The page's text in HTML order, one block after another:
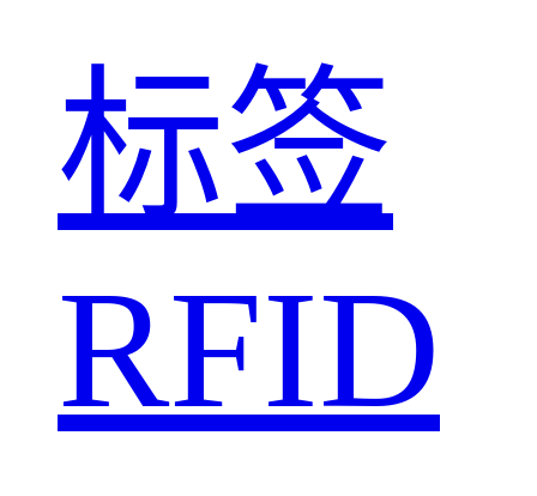
标签
RFID